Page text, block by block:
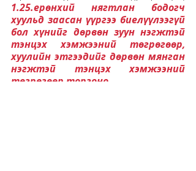
1.25.ерөнхий нягтлан бодогч
хуульд заасан үүргээ биелүүлээгүй
бол хүнийг дөрвөн зуун нэгжтэй
тэнцэх хэмжээний төгрөгөөр,
хуулийн этгээдийг дөрвөн мянган
нэгжтэй тэнцэх хэмжээний
төгрөгөөр торгоно.